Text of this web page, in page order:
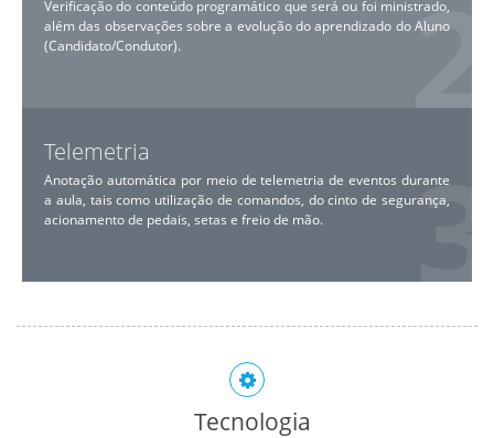
Verificação do conteúdo programático que será ou foi ministrado,
além das observações sobre a evolução do aprendizado do Aluno
(Candidato/Condutor).
Telemetria
Anotação automática por meio de telemetria de eventos durante
a aula, tais como utilização de comandos, do cinto de segurança,
acionamento de pedais, setas e freio de mão.
Tecnologia